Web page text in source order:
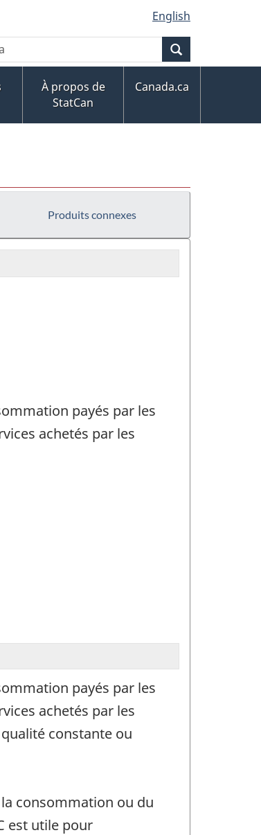
English
À propos de
StatCan
Canada.ca
Produits connexes
payés par les
achetés par les
payés par les
achetés par les
constante ou
consommation ou du
est utile pour